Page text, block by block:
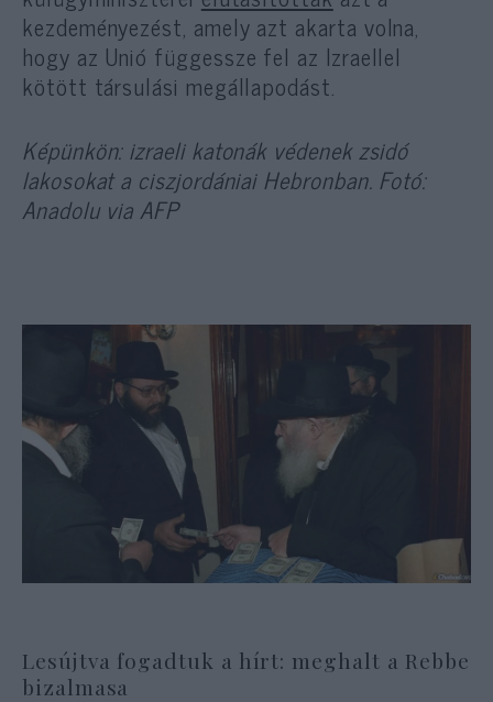
kezdeményezést, amely azt akarta volna,
hogy az Unió függessze fel az Izraellel
kötött társulási megállapodást.
Képünkön: izraeli katonák védenek zsidó
lakosokat a ciszjordániai Hebronban. Fotó:
Anadolu via AFP
Lesújtva fogadtuk a hírt: meghalt a Rebbe
bizalmasa